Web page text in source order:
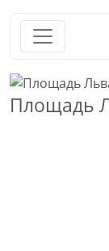
Площадь